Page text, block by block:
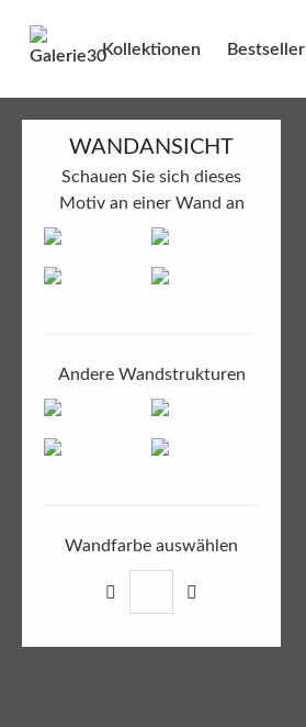
Kollektionen Bestseller
WANDANSICHT
Schauen Sie sich dieses
Motiv an einer Wand an
Andere Wandstrukturen
Wandfarbe auswählen